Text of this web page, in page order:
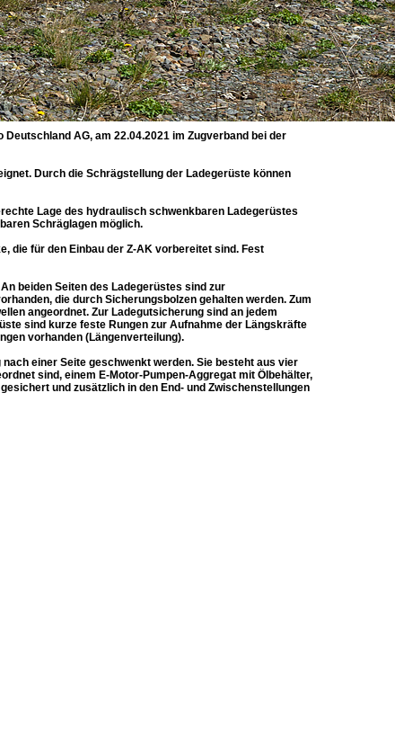
AG, am 22.04.2021 im Zugverband bei der
Durch die Schrägstellung der Ladegerüste können
Lage des hydraulisch schwenkbaren Ladegerüstes
Schräglagen möglich.
die für den Einbau der Z-AK vorbereitet sind. Fest
beiden Seiten des Ladegerüstes sind zur
die durch Sicherungsbolzen gehalten werden. Zum
angeordnet. Zur Ladegutsicherung sind an jedem
sind kurze feste Rungen zur Aufnahme der Längskräfte
vorhanden (Längenverteilung).
einer Seite geschwenkt werden. Sie besteht aus vier
sind, einem E-Motor-Pumpen-Aggregat mit Ölbehälter,
und zusätzlich in den End- und Zwischenstellungen